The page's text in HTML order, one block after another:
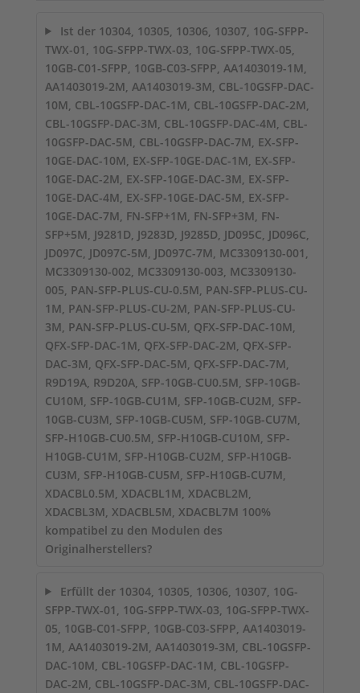
Ist der 10304, 10305, 10306, 10307, 10G-SFPP-
TWX-01, 10G-SFPP-TWX-03, 10G-SFPP-TWX-05,
10GB-C01-SFPP, 10GB-C03-SFPP, AA1403019-1M,
AA1403019-2M, AA1403019-3M, CBL-10GSFP-DAC-
10M, CBL-10GSFP-DAC-1M, CBL-10GSFP-DAC-2M,
CBL-10GSFP-DAC-3M, CBL-10GSFP-DAC-4M, CBL-
10GSFP-DAC-5M, CBL-10GSFP-DAC-7M, EX-SFP-
10GE-DAC-10M, EX-SFP-10GE-DAC-1M, EX-SFP-
10GE-DAC-2M, EX-SFP-10GE-DAC-3M, EX-SFP-
10GE-DAC-4M, EX-SFP-10GE-DAC-5M, EX-SFP-
10GE-DAC-7M, FN-SFP+1M, FN-SFP+3M, FN-
SFP+5M, J9281D, J9283D, J9285D, JD095C, JD096C,
JD097C, JD097C-5M, JD097C-7M, MC3309130-001,
MC3309130-002, MC3309130-003, MC3309130-
005, PAN-SFP-PLUS-CU-0.5M, PAN-SFP-PLUS-CU-
1M, PAN-SFP-PLUS-CU-2M, PAN-SFP-PLUS-CU-
3M, PAN-SFP-PLUS-CU-5M, QFX-SFP-DAC-10M,
QFX-SFP-DAC-1M, QFX-SFP-DAC-2M, QFX-SFP-
DAC-3M, QFX-SFP-DAC-5M, QFX-SFP-DAC-7M,
R9D19A, R9D20A, SFP-10GB-CU0.5M, SFP-10GB-
CU10M, SFP-10GB-CU1M, SFP-10GB-CU2M, SFP-
10GB-CU3M, SFP-10GB-CU5M, SFP-10GB-CU7M,
SFP-H10GB-CU0.5M, SFP-H10GB-CU10M, SFP-
H10GB-CU1M, SFP-H10GB-CU2M, SFP-H10GB-
CU3M, SFP-H10GB-CU5M, SFP-H10GB-CU7M,
XDACBL0.5M, XDACBL1M, XDACBL2M,
XDACBL3M, XDACBL5M, XDACBL7M 100%
kompatibel zu den Modulen des
Originalherstellers?
Erfüllt der 10304, 10305, 10306, 10307, 10G-
SFPP-TWX-01, 10G-SFPP-TWX-03, 10G-SFPP-TWX-
05, 10GB-C01-SFPP, 10GB-C03-SFPP, AA1403019-
1M, AA1403019-2M, AA1403019-3M, CBL-10GSFP-
DAC-10M, CBL-10GSFP-DAC-1M, CBL-10GSFP-
DAC-2M, CBL-10GSFP-DAC-3M, CBL-10GSFP-DAC-